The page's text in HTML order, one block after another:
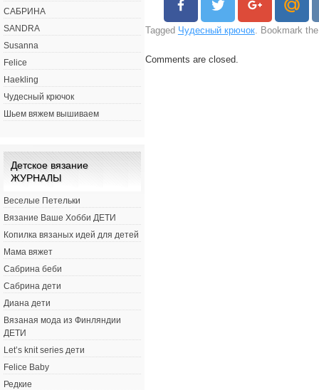
Tagged Чудесный крючок. Bookmark
Comments are closed.
САБРИНА
SANDRA
Susanna
Felice
Haekling
Чудесный крючок
Шьем вяжем вышиваем
Детское вязание
ЖУРНАЛЫ
Веселые Петельки
Вязание Ваше Хобби ДЕТИ
Копилка вязаных идей для детей
Мама вяжет
Сабрина беби
Сабрина дети
Диана дети
Вязаная мода из Финляндии
ДЕТИ
Let’s knit series дети
Felice Baby
Редкие